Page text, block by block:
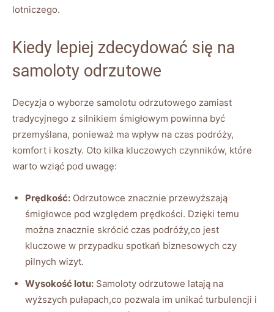
lotniczego.
Kiedy​ lepiej ‌zdecydować się na
⁢samoloty ⁢odrzutowe
Decyzja ‌o ‌wyborze samolotu odrzutowego ⁢zamiast
tradycyjnego z silnikiem śmigłowym powinna być
⁣przemyślana, ponieważ ma⁢ wpływ na ⁣czas podróży,⁣
komfort i​ koszty. Oto kilka kluczowych ‌czynników, które
warto wziąć ​pod uwagę:
Prędkość: Odrzutowce‌ znacznie przewyższają
‌śmigłowce pod⁢ względem prędkości. Dzięki temu
można ‌znacznie ⁤skrócić czas podróży,co jest
kluczowe w przypadku spotkań biznesowych​ czy
pilnych wizyt.
Wysokość lotu: Samoloty odrzutowe latają na
wyższych pułapach,co pozwala im unikać turbulencji⁢ i